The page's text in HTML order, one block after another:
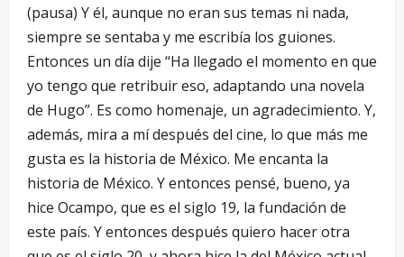
(pausa) Y él, aunque no eran sus temas ni nada,
siempre se sentaba y me escribía los guiones.
Entonces un día dije “Ha llegado el momento en que
yo tengo que retribuir eso, adaptando una novela
de Hugo”. Es como homenaje, un agradecimiento. Y,
además, mira a mí después del cine, lo que más me
gusta es la historia de México. Me encanta la
historia de México. Y entonces pensé, bueno, ya
hice Ocampo, que es el siglo 19, la fundación de
este país. Y entonces después quiero hacer otra